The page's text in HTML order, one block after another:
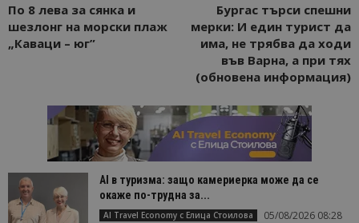
По 8 лева за сянка и
шезлонг на морски плаж
„Каваци – юг”
Бургас търси спешни
мерки: И един турист да
има, не трябва да ходи
във Варна, а при тях
(обновена информация)
AI в туризма: защо камериерка може да се
окаже по-трудна за...
AI Travel Economy с Елица Стоилова 05/08/2026 08:28